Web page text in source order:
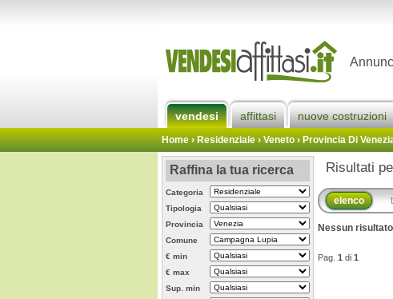
vendesi affittasi nuove costruzioni
Home› Residenziale › Veneto ›Provincia Di
Raffina la tua ricerca
Categoria
Tipologia
Provincia
Comune
€ min
€ max
Sup. min
Risultati
elenco
Nessun risultato
Pag. 1 di 1